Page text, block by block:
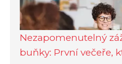
Nezapomenutelný
buňky: První večeře,